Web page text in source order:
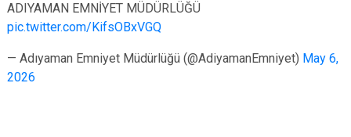
ADIYAMAN EMNİYET MÜDÜRLÜĞÜ
pic.twitter.com/KifsOBxVGQ
— Adıyaman Emniyet Müdürlüğü (@AdiyamanEmniyet) May 6,
2026